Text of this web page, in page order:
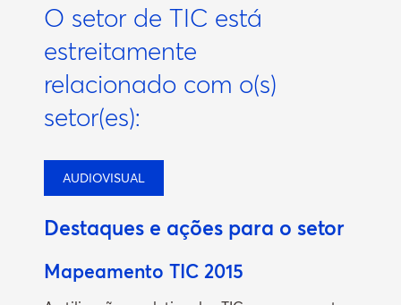
O setor de TIC está
estreitamente
relacionado com o(s)
setor(es):
AUDIOVISUAL
Destaques e ações para o setor
Mapeamento TIC 2015